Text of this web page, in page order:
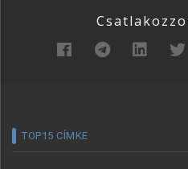
TOP15 CÍMKE